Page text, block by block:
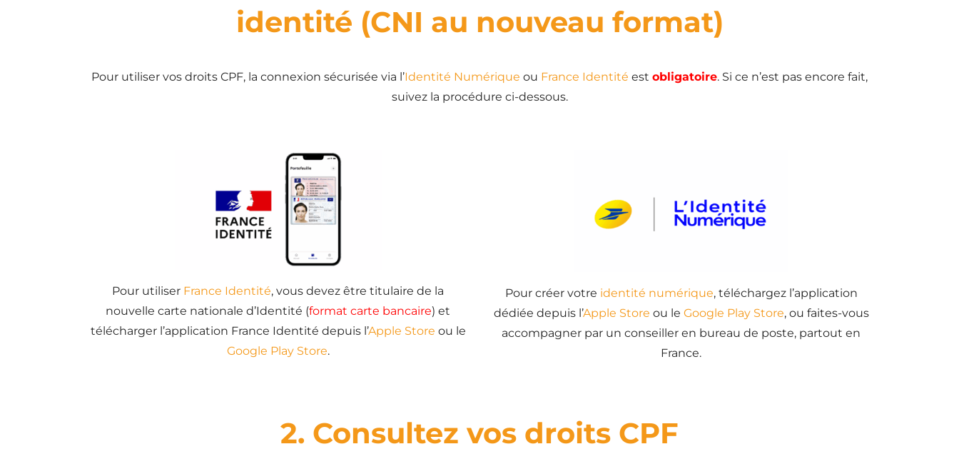
identité (CNI au nouveau format)
Pour utiliser vos droits CPF, la connexion sécurisée via l’Identité Numérique ou France Identité est obligatoire. Si ce n’est pas encore fait,
suivez la procédure ci-dessous.
Pour utiliser France Identité, vous devez être titulaire de la
nouvelle carte nationale d’Identité (format carte bancaire) et
télécharger l’application France Identité depuis l’Apple Store ou le
Google Play Store.
Pour créer votre identité numérique, téléchargez l’application
dédiée depuis l’Apple Store ou le Google Play Store, ou faites-vous
accompagner par un conseiller en bureau de poste, partout en
France.
2. Consultez vos droits CPF